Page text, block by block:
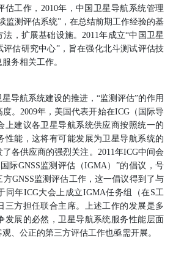
估工作，2010年，中国卫星导航系统管理
监测评估系统”，在总结前期工作经验的基
，扩展基础设施。2011年成立“中国卫星
估研究中心”，旨在强化北斗测试评估技
务相关工作。
航系统建设的推进，“监测评估”的作用
。2009年，美国代表开始在ICG（国际导
上建议各卫星导航系统供应商按照统一的
性能，这将有可能发展为卫星导航系统的
各供应商的强烈关注。2011年ICG中间会
际GNSS监测评估（IGMA）”的倡议，号
GNSS监测评估工作，这一倡议得到了与
同年ICG大会上成立IGMA任务组（在S工
三方担任联合主席。上述工作的发展是多
发展的必然，卫星导航系统服务性能层面
、公正的第三方评估工作也亟需开展。